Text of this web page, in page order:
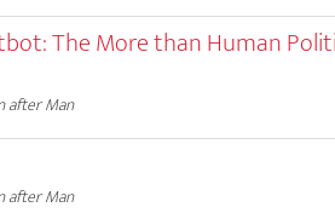
The More than Human
after Man
after Man